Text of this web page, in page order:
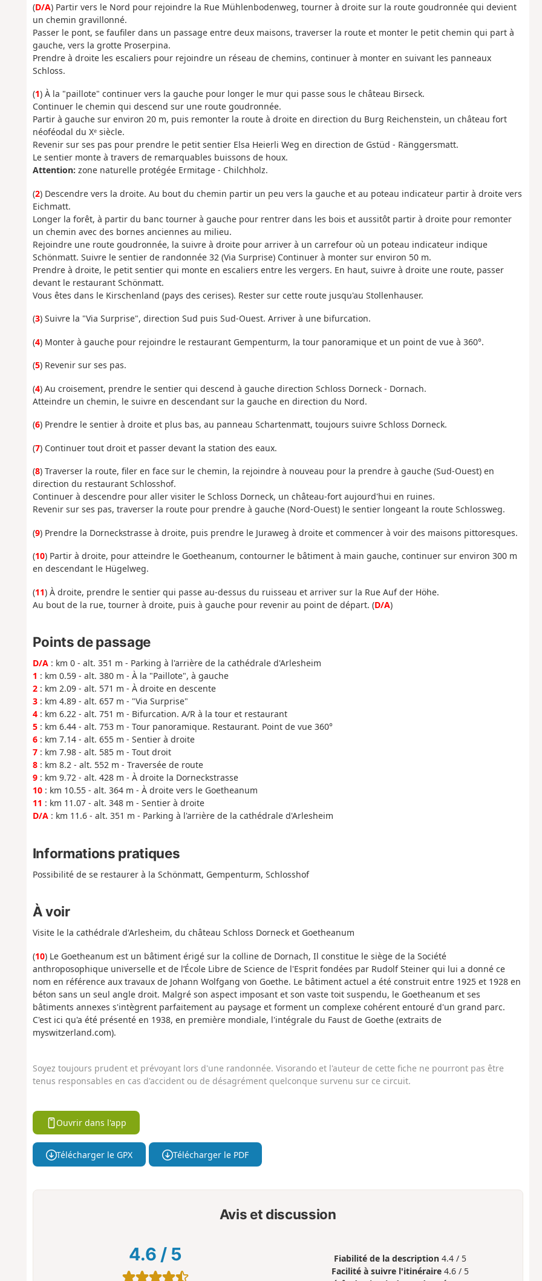
(D/A) Partir vers le Nord pour rejoindre la Rue Mühlenbodenweg, tourner à droite sur la route goudronnée qui devient
un chemin gravillonné.
Passer le pont, se faufiler dans un passage entre deux maisons, traverser la route et monter le petit chemin qui part à
gauche, vers la grotte Proserpina.
Prendre à droite les escaliers pour rejoindre un réseau de chemins, continuer à monter en suivant les panneaux
Schloss.
(1) À la "paillote" continuer vers la gauche pour longer le mur qui passe sous le château Birseck.
Continuer le chemin qui descend sur une route goudronnée.
Partir à gauche sur environ 20 m, puis remonter la route à droite en direction du Burg Reichenstein, un château fort
néoféodal du Xᵉ siècle.
Revenir sur ses pas pour prendre le petit sentier Elsa Heierli Weg en direction de Gstüd - Ränggersmatt.
Le sentier monte à travers de remarquables buissons de houx.
Attention: zone naturelle protégée Ermitage - Chilchholz.
(2) Descendre vers la droite. Au bout du chemin partir un peu vers la gauche et au poteau indicateur partir à droite vers
Eichmatt.
Longer la forêt, à partir du banc tourner à gauche pour rentrer dans les bois et aussitôt partir à droite pour remonter
un chemin avec des bornes anciennes au milieu.
Rejoindre une route goudronnée, la suivre à droite pour arriver à un carrefour où un poteau indicateur indique
Schönmatt. Suivre le sentier de randonnée 32 (Via Surprise) Continuer à monter sur environ 50 m.
Prendre à droite, le petit sentier qui monte en escaliers entre les vergers. En haut, suivre à droite une route, passer
devant le restaurant Schönmatt.
Vous êtes dans le Kirschenland (pays des cerises). Rester sur cette route jusqu'au Stollenhauser.
(3) Suivre la "Via Surprise", direction Sud puis Sud-Ouest. Arriver à une bifurcation.
(4) Monter à gauche pour rejoindre le restaurant Gempenturm, la tour panoramique et un point de vue à 360°.
(5) Revenir sur ses pas.
(4) Au croisement, prendre le sentier qui descend à gauche direction Schloss Dorneck - Dornach.
Atteindre un chemin, le suivre en descendant sur la gauche en direction du Nord.
(6) Prendre le sentier à droite et plus bas, au panneau Schartenmatt, toujours suivre Schloss Dorneck.
(7) Continuer tout droit et passer devant la station des eaux.
(8) Traverser la route, filer en face sur le chemin, la rejoindre à nouveau pour la prendre à gauche (Sud-Ouest) en
direction du restaurant Schlosshof.
Continuer à descendre pour aller visiter le Schloss Dorneck, un château-fort aujourd'hui en ruines.
Revenir sur ses pas, traverser la route pour prendre à gauche (Nord-Ouest) le sentier longeant la route Schlossweg.
(9) Prendre la Dorneckstrasse à droite, puis prendre le Juraweg à droite et commencer à voir des maisons pittoresques.
(10) Partir à droite, pour atteindre le Goetheanum, contourner le bâtiment à main gauche, continuer sur environ 300 m
en descendant le Hügelweg.
(11) À droite, prendre le sentier qui passe au-dessus du ruisseau et arriver sur la Rue Auf der Höhe.
Au bout de la rue, tourner à droite, puis à gauche pour revenir au point de départ. (D/A)
Points de passage
D/A: km 0 - alt. 351 m - Parking à l'arrière de la cathédrale d'Arlesheim
1 : km 0.59 - alt. 380 m - À la "Paillote", à gauche
2: km 2.09 - alt. 571 m - À droite en descente
3: km 4.89 - alt. 657 m - "Via Surprise"
4: km 6.22 - alt. 751 m - Bifurcation. A/R à la tour et restaurant
5: km 6.44 - alt. 753 m - Tour panoramique. Restaurant. Point de vue 360°
6: km 7.14 - alt. 655 m - Sentier à droite
7: km 7.98 - alt. 585 m - Tout droit
8: km 8.2 - alt. 552 m - Traversée de route
9: km 9.72 - alt. 428 m - À droite la Dorneckstrasse
10: km 10.55 - alt. 364 m - À droite vers le Goetheanum
11 : km 11.07 - alt. 348 m - Sentier à droite
D/A: km 11.6 - alt. 351 m - Parking à l'arrière de la cathédrale d'Arlesheim
Informations pratiques
Possibilité de se restaurer à la Schönmatt, Gempenturm, Schlosshof
À voir
Visite le la cathédrale d'Arlesheim, du château Schloss Dorneck et Goetheanum
(10) Le Goetheanum est un bâtiment érigé sur la colline de Dornach, Il constitue le siège de la Société
anthroposophique universelle et de l’École Libre de Science de l'Esprit fondées par Rudolf Steiner qui lui a donné ce
nom en référence aux travaux de Johann Wolfgang von Goethe. Le bâtiment actuel a été construit entre 1925 et 1928 en
béton sans un seul angle droit. Malgré son aspect imposant et son vaste toit suspendu, le Goetheanum et ses
bâtiments annexes s'intègrent parfaitement au paysage et forment un complexe cohérent entouré d'un grand parc.
C'est ici qu'a été présenté en 1938, en première mondiale, l'intégrale du Faust de Goethe (extraits de
myswitzerland.com).
Soyez toujours prudent et prévoyant lors d'une randonnée. Visorando et l'auteur de cette fiche ne pourront pas être
tenus responsables en cas d'accident ou de désagrément quelconque survenu sur ce circuit.
Ouvrir dans l'app
Télécharger le GPX Télécharger le PDF
Avis et discussion
4.6 / 5 Fiabilité de la description 4.4 / 5
Facilité à suivre l'itinéraire 4.6 / 5